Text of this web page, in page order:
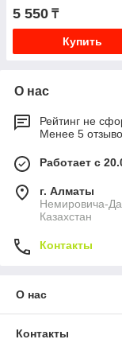
5 550 ₸
Купить
О нас
Рейтинг не
Менее 5
Работает с
г. Алматы
Немировича-
Казахстан
Контакты
О нас
Контакты